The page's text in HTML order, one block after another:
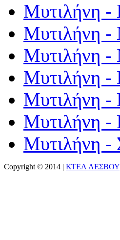
Μυτιλήνη -
Μυτιλήνη -
Μυτιλήνη -
Μυτιλήνη
Μυτιλήνη -
Μυτιλήνη -
Μυτιλήνη -
Copyright © 2014 | ΚΤΕΛ ΛΕΣΒΟΥ